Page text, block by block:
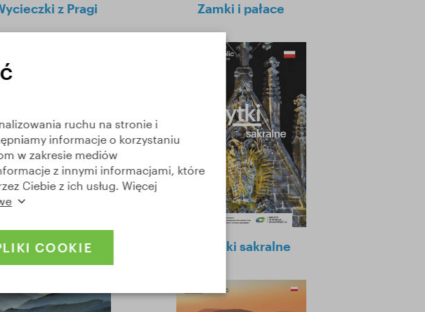
z Pragi Zamki i pałace
Route Handbook Zabytki sakralne
ruchu na stronie i
informacje o korzystaniu
w zakresie mediów
z innymi informacjami, które
Ciebie z ich usług. Więcej
COOKIE